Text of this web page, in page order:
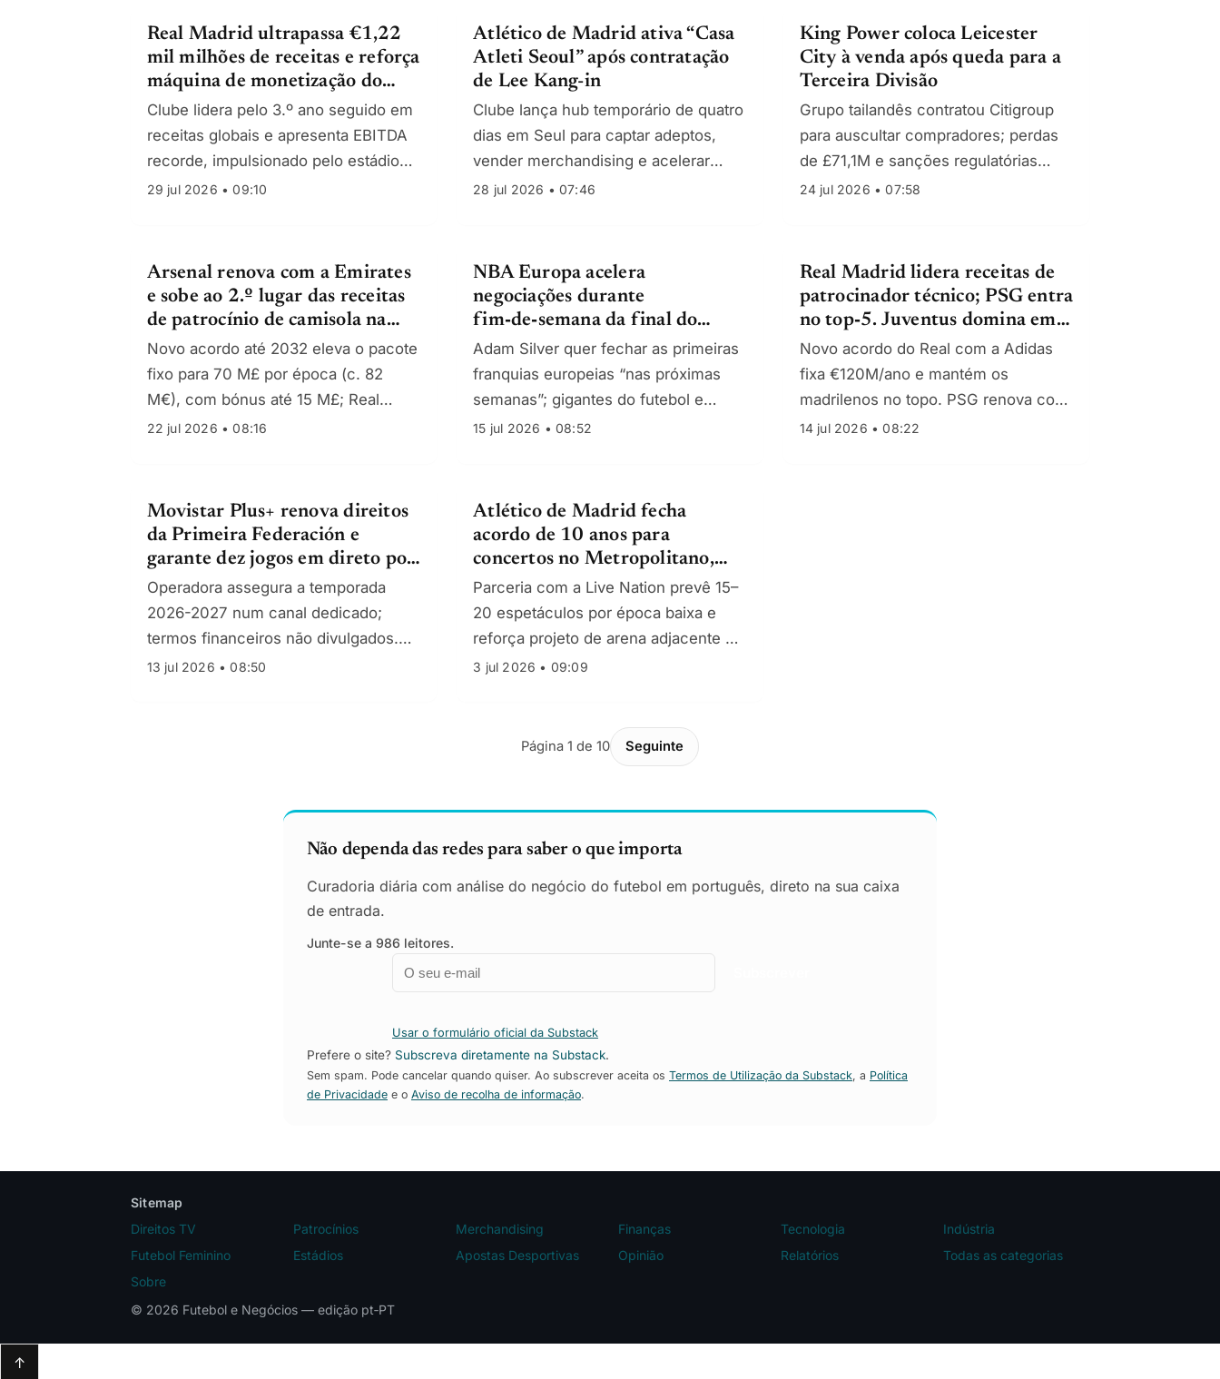
Real Madrid ultrapassa €1,22
mil milhões de receitas e reforça
máquina de monetização do
Bernabéu
Clube lidera pelo 3.º ano seguido em
receitas globais e apresenta EBITDA
recorde, impulsionado pelo estádio
remodelado e crescimento comercial,
29 jul 2026 • 09:10
Atlético de Madrid ativa “Casa
Atleti Seoul” após contratação
de Lee Kang-in
Clube lança hub temporário de quatro
dias em Seul para captar adeptos,
vender merchandising e acelerar
adesões internacionais, apoiando a
28 jul 2026 • 07:46
King Power coloca Leicester
City à venda após queda para a
Terceira Divisão
Grupo tailandês contratou Citigroup
para auscultar compradores; perdas
de £71,1M e sanções regulatórias
agravam quadro financeiro.
24 jul 2026 • 07:58
Arsenal renova com a Emirates
e sobe ao 2.º lugar das receitas
de patrocínio de camisola na
Europa
Novo acordo até 2032 eleva o pacote
fixo para 70 M£ por época (c. 82
M€), com bónus até 15 M£; Real
Madrid mantém a liderança.
22 jul 2026 • 08:16
NBA Europa acelera
negociações durante
fim‑de‑semana da final do
Mundial em Nova Iorque
Adam Silver quer fechar as primeiras
franquias europeias “nas próximas
semanas”; gigantes do futebol e
investidores institucionais na corrida,
15 jul 2026 • 08:52
Real Madrid lidera receitas de
patrocinador técnico; PSG entra
no top‑5. Juventus domina em
Itália, mas longe da elite
europeia
Novo acordo do Real com a Adidas
fixa €120M/ano e mantém os
madrilenos no topo. PSG renova com
a Nike por €100M/ano. Juventus é a
14 jul 2026 • 08:22
Movistar Plus+ renova direitos
da Primeira Federación e
garante dez jogos em direto por
jornada
Operadora assegura a temporada
2026-2027 num canal dedicado;
termos financeiros não divulgados.
Acordo surge após a RFEF fechar
13 jul 2026 • 08:50
Atlético de Madrid fecha
acordo de 10 anos para
concertos no Metropolitano,
com receita potencial de €1 M
por evento
Parceria com a Live Nation prevê 15–
20 espetáculos por época baixa e
reforça projeto de arena adjacente de
€400 M
3 jul 2026 • 09:09
Página 1 de 10 Seguinte
Não dependa das redes para saber o que importa
Curadoria diária com análise do negócio do futebol em português, direto na sua caixa
de entrada.
Junte-se a 986 leitores.
Email
Empresa
Usar o formulário oficial da Substack
Prefere o site? Subscreva diretamente na Substack.
Sem spam. Pode cancelar quando quiser. Ao subscrever aceita os Termos de Utilização da Substack, a Política
de Privacidade e o Aviso de recolha de informação.
Sitemap
Direitos TV
Patrocínios Merchandising Finanças Tecnologia
Indústria
Futebol Feminino
Estádios Apostas Desportivas Opinião Relatórios
Todas as categorias
Sobre
© 2026 Futebol e Negócios — edição pt‑PT
↑